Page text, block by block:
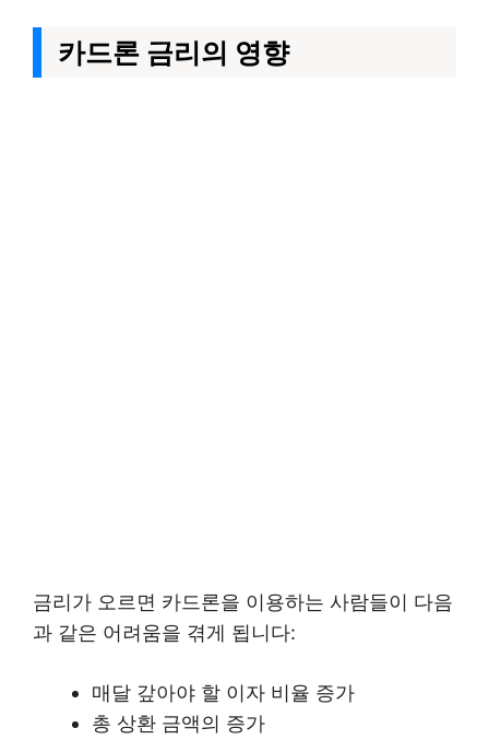
카드론 금리의 영향
금리가 오르면 카드론을 이용하는 사람들이 다음
과 같은 어려움을 겪게 됩니다:
매달 갚아야 할 이자 비율 증가
총 상환 금액의 증가